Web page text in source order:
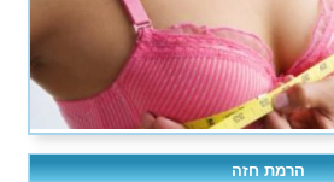
הרמת חזה